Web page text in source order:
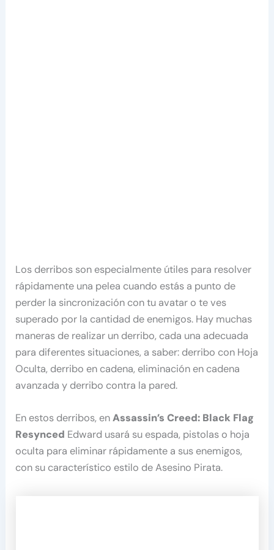
Los derribos son especialmente útiles para resolver
rápidamente una pelea cuando estás a punto de
perder la sincronización con tu avatar o te ves
superado por la cantidad de enemigos. Hay muchas
maneras de realizar un derribo, cada una adecuada
para diferentes situaciones, a saber: derribo con Hoja
Oculta, derribo en cadena, eliminación en cadena
avanzada y derribo contra la pared.
En estos derribos, enAssassin’s Creed: Black Flag
Resynced Edward usará su espada, pistolas o hoja
oculta para eliminar rápidamente a sus enemigos,
con su característico estilo de Asesino Pirata.